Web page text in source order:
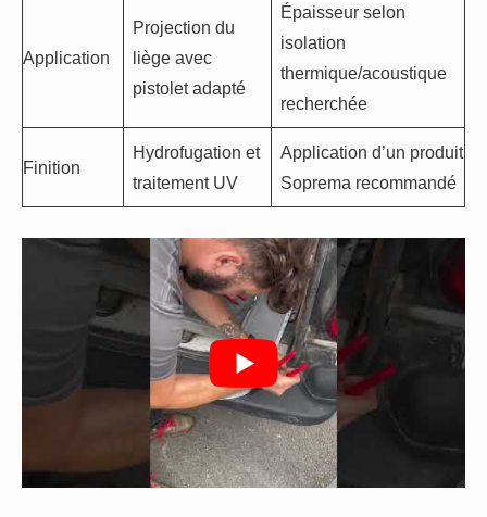
Application
Projection du
liège avec
pistolet adapté
Épaisseur selon
isolation
thermique/acoustique
recherchée
Finition
Hydrofugation et
traitement UV
Application d’un produit
Soprema recommandé